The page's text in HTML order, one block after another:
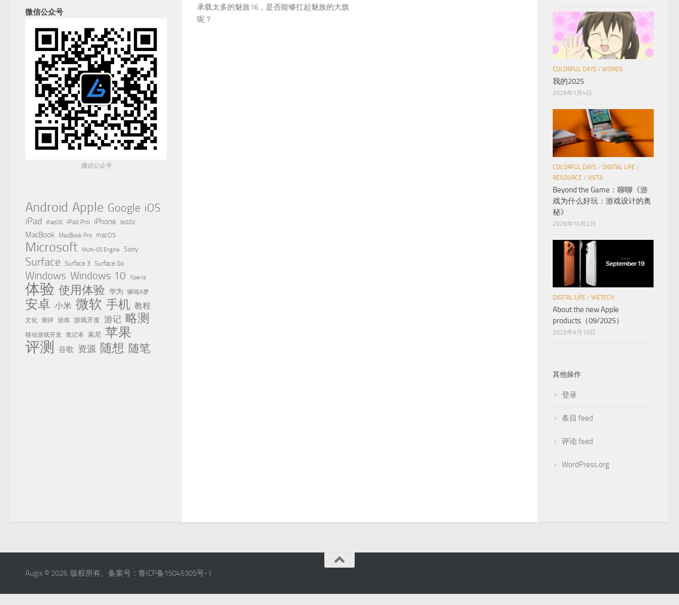
承载太多的魅族16，是否能够扛起魅族的大旗
呢？
微信公众号
微信公众号
Android Apple Google iOS
iPad iPadOS iPad Pro iPhone libGDX
MacBook MacBook Pro macOS
Microsoft Multi-OS Engine Sony
Surface Surface 3 Surface Go
Windows Windows 10 Xperia
体验 使用体验 华为 哆啦A梦
安卓 小米 微软 手机 教程
文化 测评 游戏 游戏开发 游记 略测
移动游戏开发 笔记本 索尼 苹果
评测 谷歌 资源 随想 随笔
COLORFUL DAYS / WORDS
我的2025
2026年1月4日
COLORFUL DAYS / DIGITAL LIFE /
RESOURCE / VISTA
Beyond the Game：聊聊《游
戏为什么好玩：游戏设计的奥
秘》
2025年10月2日
DIGITAL LIFE / WETECH
About the new Apple
products（09/2025）
2025年9月10日
其他操作
登录
条目 feed
评论 feed
WordPress.org
Augix © 2026. 版权所有。备案号：鲁ICP备15045305号-1